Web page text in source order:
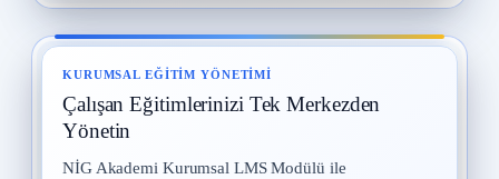
KURUMSAL EĞITIM YÖNETIMI
Çalışan Eğitimlerinizi Tek Merkezden
Yönetin
NİG Akademi Kurumsal LMS Modülü ile